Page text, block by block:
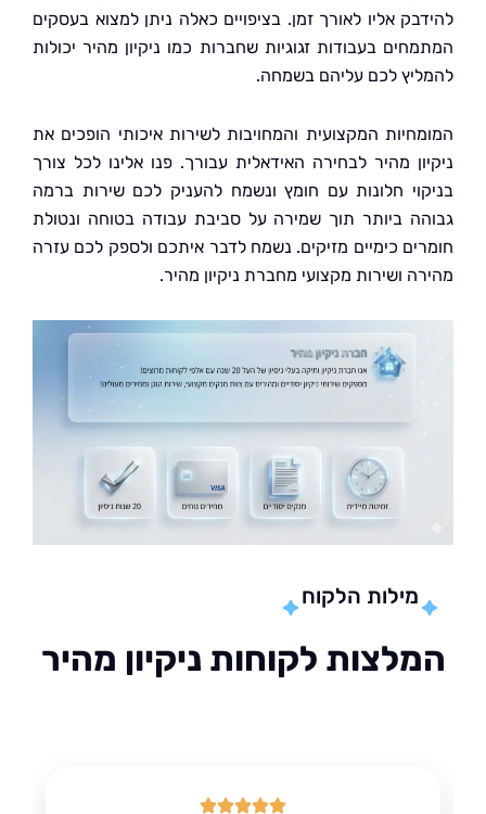
אליו לאורך זמן. בציפויים כאלה ניתן למצוא בעסקים
בעבודות זגוגיות שחברות כמו ניקיון מהיר יכולות
לכם עליהם בשמחה.
המקצועית והמחויבות לשירות איכותי הופכים את
מהיר לבחירה האידאלית עבורך. פנו אלינו לכל צורך
חלונות עם חומץ ונשמח להעניק לכם שירות ברמה
ביותר תוך שמירה על סביבת עבודה בטוחה ונטולת
כימיים מזיקים. נשמח לדבר איתכם ולספק לכם עזרה
ושירות מקצועי מחברת ניקיון מהיר.
מילות הלקוח
לקוחות ניקיון מהיר